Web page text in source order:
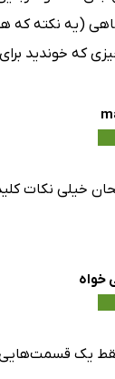
(یه نکته که
که خوندید
خواه
یک قسمت‌هایی